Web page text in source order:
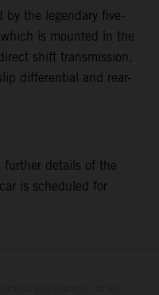
by the legendary five-
is mounted in the
shift transmission.
differential and rear-
further details of the
is scheduled for